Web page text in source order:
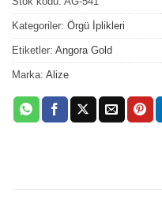
Kategoriler: Örgü İplikleri
Etiketler: Angora Gold
Marka: Alize